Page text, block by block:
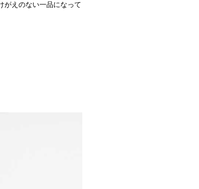
がえのない一品になって